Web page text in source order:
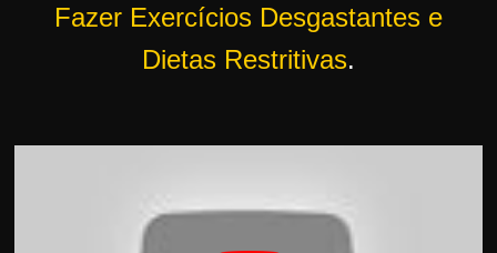
Fazer Exercícios Desgastantes e
Dietas Restritivas.